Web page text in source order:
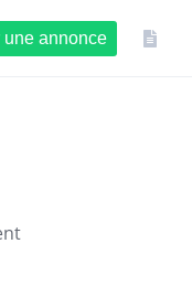
une annonce